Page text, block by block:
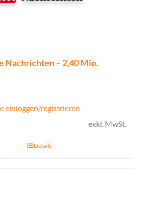
Nachrichten – 2,40 Mio.
einloggen/registrieren
exkl. MwSt.
Details